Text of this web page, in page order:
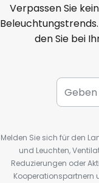
Verpassen Sie
den Sie bei
Melden Sie sich für den
und Leuchten,
Reduzierungen oder
Kooperationspartnern